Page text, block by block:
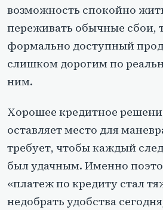
возможность спокойно
переживать обычные сбои,
формально доступный
слишком дорогим по
ним.
Хорошее кредитное
оставляет место для
требует, чтобы каждый
был удачным. Именно
«платеж по кредиту стал
недобрать удобства